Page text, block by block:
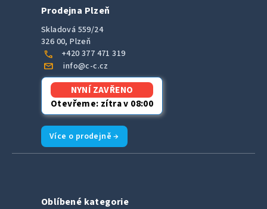
Prodejna Plzeň
Skladová 559/24
326 00, Plzeň
call +420 377 471 319
mail info@c-c.cz
NYNÍ ZAVŘENO
Otevřeme: zítra v 08:00
Více o prodejně →
Oblíbené kategorie